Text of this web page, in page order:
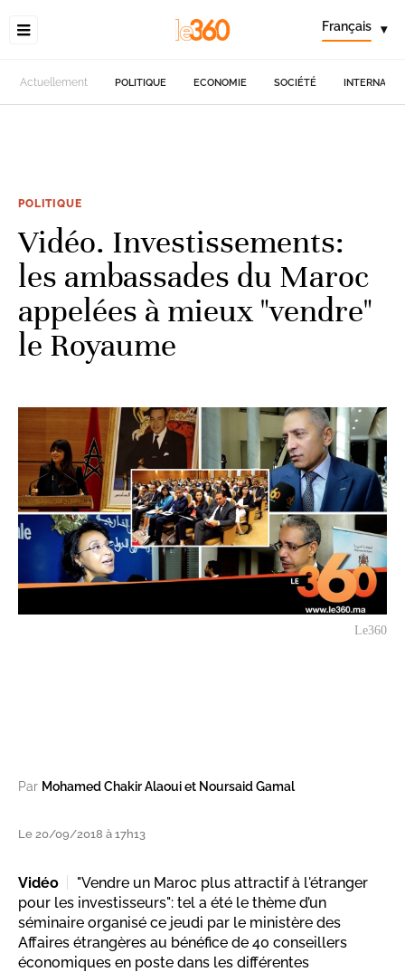
Français ▾
Actuellement POLITIQUE ECONOMIE SOCIÉTÉ
POLITIQUE
Vidéo. Investissements:
les ambassades du Maroc
appelées à mieux "vendre"
le Royaume
Le360
Par Mohamed Chakir Alaoui et Noursaid Gamal
Le 20/09/2018 à 17h13
Vidéo
"Vendre un Maroc plus attractif à l'étranger
pour les investisseurs": tel a été le thème d’un
séminaire organisé ce jeudi par le ministère des
Affaires étrangères au bénéfice de 40 conseillers
économiques en poste dans les différentes